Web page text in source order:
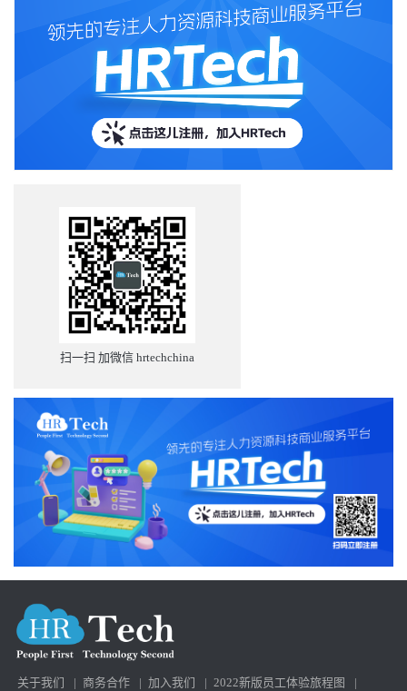
扫一扫 加微信 hrtechchina
关于我们 | 商务合作 | 加入我们 | 2022新版员工体验旅程图 |